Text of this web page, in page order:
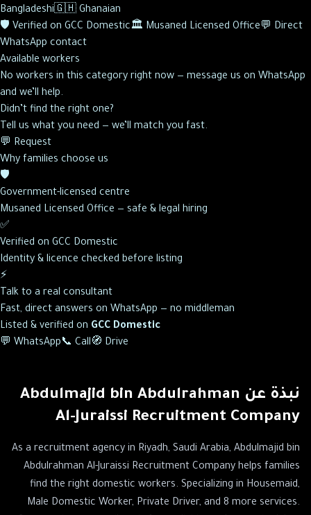
Bangladeshi🇬🇭 Ghanaian
🛡️ Verified on GCC Domestic🏛️ Musaned Licensed Office💬 Direct
WhatsApp contact
Available workers
No workers in this category right now — message us on WhatsApp
and we’ll help.
Didn’t find the right one?
Tell us what you need — we’ll match you fast.
💬 Request
Why families choose us
🛡️
Government-licensed centre
Musaned Licensed Office — safe & legal hiring
✅
Verified on GCC Domestic
Identity & licence checked before listing
⚡
Talk to a real consultant
Fast, direct answers on WhatsApp — no middleman
Listed & verified on GCC Domestic
💬 WhatsApp📞 Call🧭 Drive
نبذة عن Abdulmajid bin Abdulrahman
Al-Juraissi Recruitment Company
As a recruitment agency in Riyadh, Saudi Arabia, Abdulmajid bin
Abdulrahman Al-Juraissi Recruitment Company helps families
find the right domestic workers. Specializing in Housemaid,
Male Domestic Worker, Private Driver, and 8 more services.